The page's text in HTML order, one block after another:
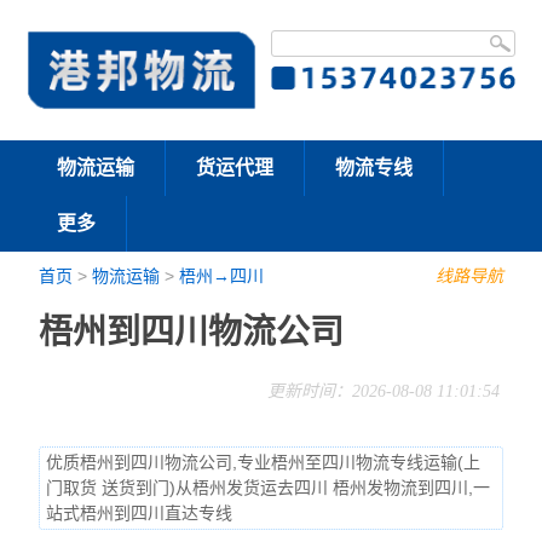
物流运输 货运代理 物流专线
更多
线路导航
首页 >物流运输 >梧州→四川
梧州到四川物流公司
更新时间：2026-08-08 11:01:54
优质梧州到四川物流公司,专业梧州至四川物流专线运输(上
门取货 送货到门)从梧州发货运去四川 梧州发物流到四川,一
站式梧州到四川直达专线